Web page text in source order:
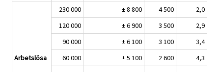
Arbetslösa
230 000 ± 8 800 4 500
2,0
120 000
± 6 900 3 500
2,9
90 000
± 6 100 3 100
3,4
60 000
± 5 100 2 600
4,3